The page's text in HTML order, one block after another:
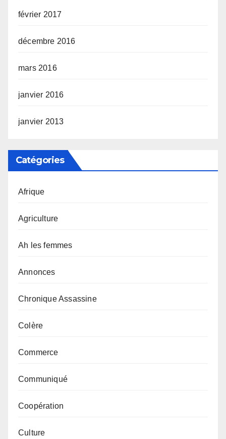
février 2017
décembre 2016
mars 2016
janvier 2016
janvier 2013
Catégories
Afrique
Agriculture
Ah les femmes
Annonces
Chronique Assassine
Colère
Commerce
Communiqué
Coopération
Culture